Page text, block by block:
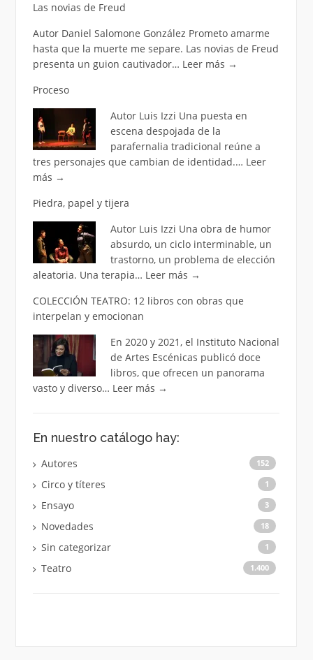
Las novias de Freud
Autor Daniel Salomone González Prometo amarme
hasta que la muerte me separe. Las novias de Freud
presenta un guion cautivador… Leer más →
Proceso
Autor Luis Izzi Una puesta en
escena despojada de la
parafernalia tradicional reúne a
tres personajes que cambian de identidad.… Leer
más →
Piedra, papel y tijera
Autor Luis Izzi Una obra de humor
absurdo, un ciclo interminable, un
trastorno, un problema de elección
aleatoria. Una terapia… Leer más →
COLECCIÓN TEATRO: 12 libros con obras que
interpelan y emocionan
En 2020 y 2021, el Instituto Nacional
de Artes Escénicas publicó doce
libros, que ofrecen un panorama
vasto y diverso… Leer más →
En nuestro catálogo hay:
Autores 152
Circo y títeres 1
Ensayo 3
Novedades 18
Sin categorizar 1
Teatro 1.400